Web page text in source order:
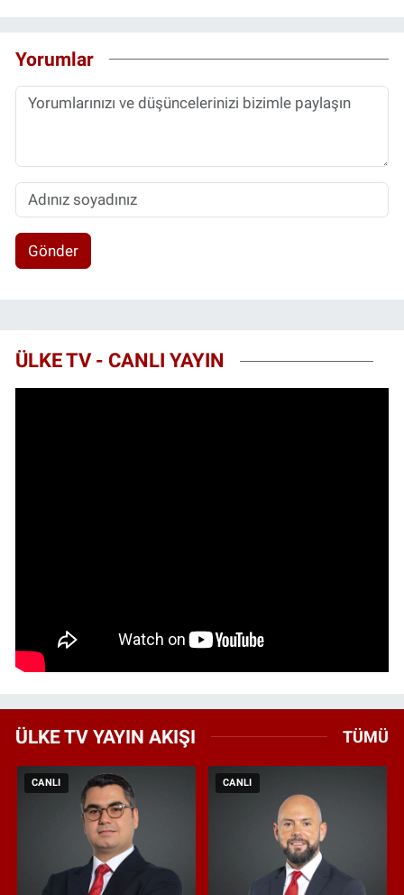
Yorumlar
Gönder
ÜLKE TV - CANLI YAYIN
ÜLKE TV YAYIN AKIŞI TÜMÜ
CANLI CANLI